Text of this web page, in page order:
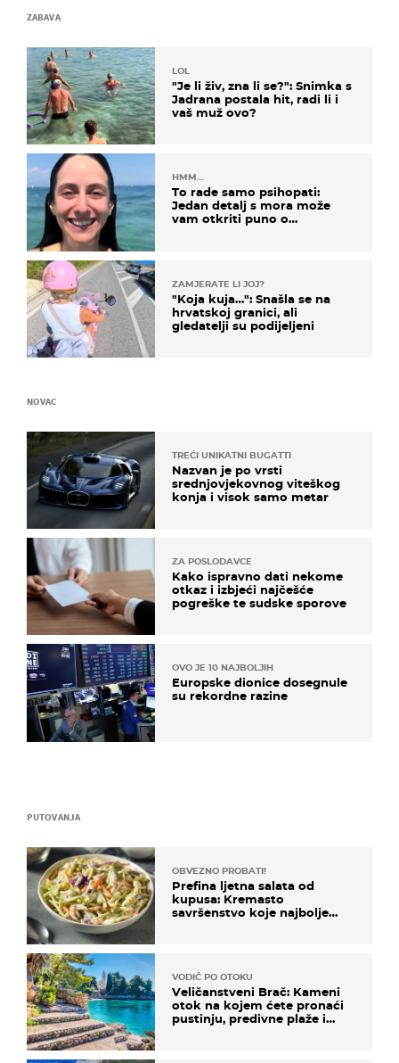
ZABAVA
LOL
"Je li živ, zna li se?": Snimka s
Jadrana postala hit, radi li i
vaš muž ovo?
HMM…
To rade samo psihopati:
Jedan detalj s mora može
vam otkriti puno o
ZAMJERATE LI JOJ?
"Koja kuja…": Snašla se na
hrvatskoj granici, ali
gledatelji su podijeljeni
PUTOVANJA
OBVEZNO PROBATI!
Prefina ljetna salata od
kupusa: Kremasto
savršenstvo koje najbolje
VODIČ PO OTOKU
Veličanstveni Brač: Kameni
otok na kojem ćete pronaći
pustinju, predivne plaže i
NOVAC
TREĆI UNIKATNI BUGATTI
Nazvan je po vrsti
srednjovjekovnog viteškog
konja i visok samo metar
ZA POSLODAVCE
Kako ispravno dati nekome
otkaz i izbjeći najčešće
pogreške te sudske sporove
OVO JE 10 NAJBOLJIH
Europske dionice dosegnule
su rekordne razine